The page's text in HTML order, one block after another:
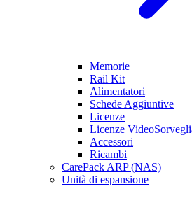
Memorie
Rail Kit
Alimentatori
Schede Aggiuntive
Licenze
Licenze
Accessori
Ricambi
CarePack ARP (NAS)
Unità di espansione